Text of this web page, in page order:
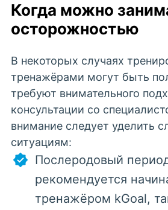
Когда можно
осторожностью
В некоторых случаях
тренажёрами могут быть
требуют внимательного
консультации со
внимание следует уделить
ситуациям:
Послеродовый
рекомендуется
тренажёром kGoal,